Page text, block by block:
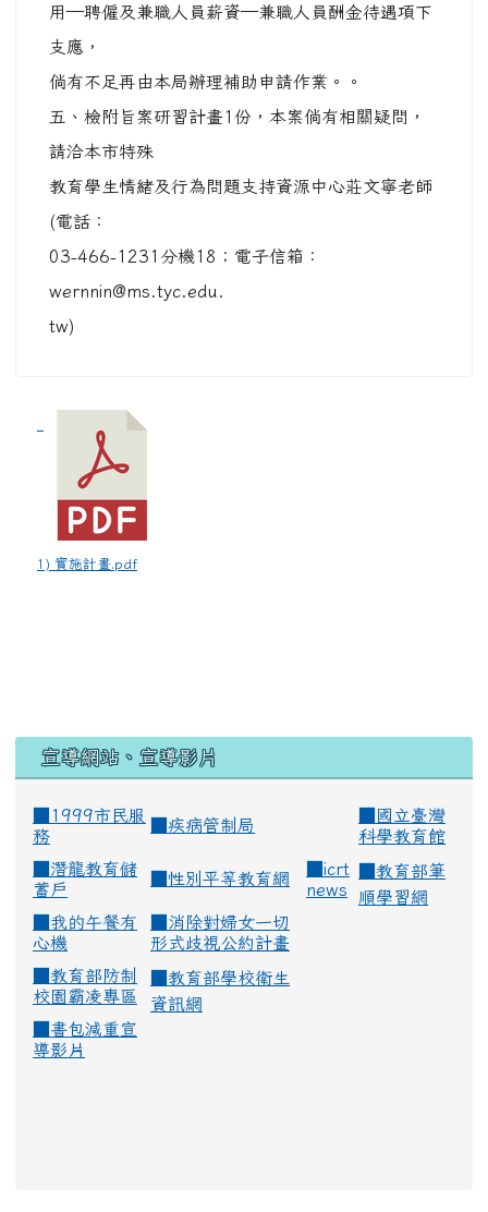
用—聘僱及兼職人員薪資—兼職人員酬金待遇項下
支應，
倘有不足再由本局辦理補助申請作業。。
五、檢附旨案研習計畫1份，本案倘有相關疑問，
請洽本市特殊
教育學生情緒及行為問題支持資源中心莊文寧老師
(電話：
03-466-1231分機18；電子信箱：
wernnin@ms.tyc.edu.
tw)
1) 實施計畫.pdf
宣導網站、宣導影片
■1999市民服
務
疾病管制局
國立臺灣
科學教育館
潛龍教育儲
蓄戶
性別平等教育網
icrt
news
教育部筆
順學習網
我的午餐有
心機
消除對婦女一切
形式歧視公約計畫
教育部防制
校園霸凌專區
教育部學校衛生
資訊網
書包減重宣
導影片